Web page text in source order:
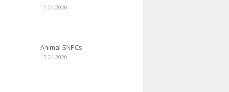
15.04.2020
Animal SNPCs
15.04.2020